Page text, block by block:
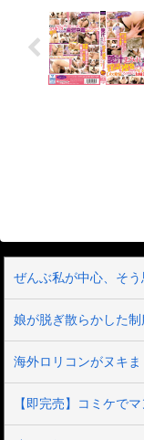
ぜんぶ私が中心、そ